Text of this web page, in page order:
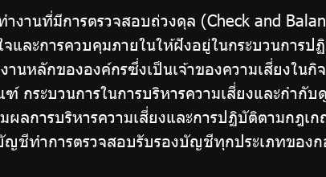
นที่มีการตรวจสอบถ่วงดุล (Check and
และการควบคุมภายในให้ฝังอยู่ในกระบวนการป
หลักขององค์กรซึ่งเป็นเจ้าของความเสี่ยงในกิ
กระบวนการในการบริหารความเสี่ยงและกำกั
ลการบริหารความเสี่ยงและการปฏิบัติตามกฎเ
ญชีทำการตรวจสอบรับรองบัญชีทุกประเภทของ